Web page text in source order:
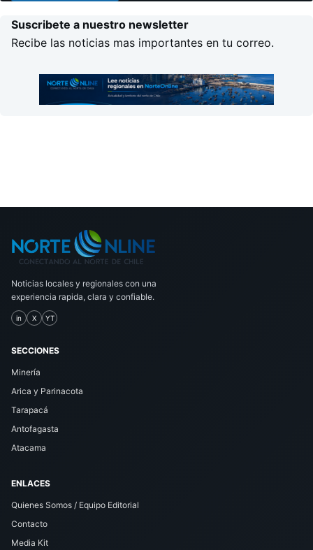
Suscribete a nuestro newsletter
Recibe las noticias mas importantes en tu correo.
Noticias locales y regionales con una
experiencia rapida, clara y confiable.
in X YT
SECCIONES
Minería
Arica y Parinacota
Tarapacá
Antofagasta
Atacama
ENLACES
Quienes Somos / Equipo Editorial
Contacto
Media Kit